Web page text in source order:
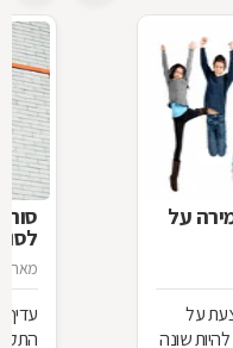
על
על
מנת לשמור על בטיחות ילדכם, יכולה להיות שונה
מאת: